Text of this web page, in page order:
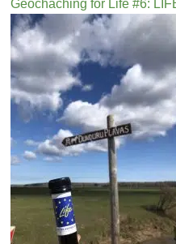
Geochaching for Life #6: